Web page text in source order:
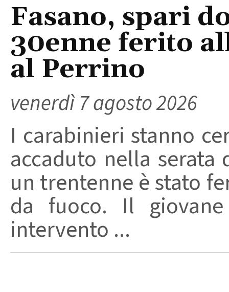
Fasano, spari
30enne ferito
al Perrino
venerdì 7 agosto 2026
I carabinieri stanno
accaduto nella serata
un trentenne è stato
da fuoco. Il
intervento ...